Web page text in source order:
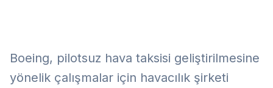
Boeing, pilotsuz hava taksisi geliştirilmesine
yönelik çalışmalar için havacılık şirketi